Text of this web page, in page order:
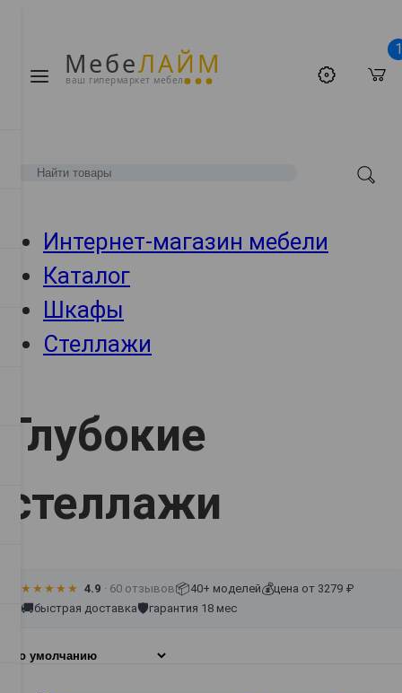
МебеЛАЙМ
ваш гипермаркет мебели
1
Интернет-магазин мебели
Каталог
Шкафы
Стеллажи
Глубокие
стеллажи
★★★★★ 4.9 · 60 отзывов📦40+ моделей💰цена от 3279 ₽
🚚быстрая доставка🛡гарантия 18 мес